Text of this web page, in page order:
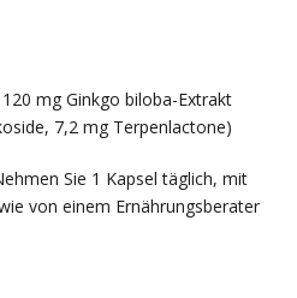
120 mg Ginkgo biloba-Extrakt
7,2 mg Terpenlactone)
Sie 1 Kapsel täglich, mit
von einem Ernährungsberater